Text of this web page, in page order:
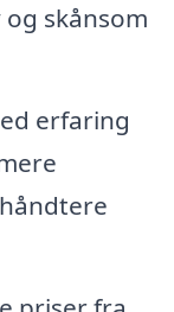
skånsom
erfaring